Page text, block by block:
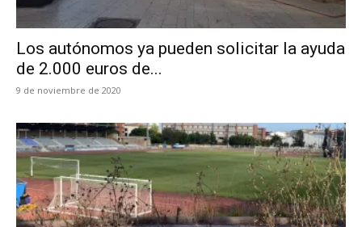
Los autónomos ya pueden solicitar la ayuda
de 2.000 euros de...
9 de noviembre de 2020